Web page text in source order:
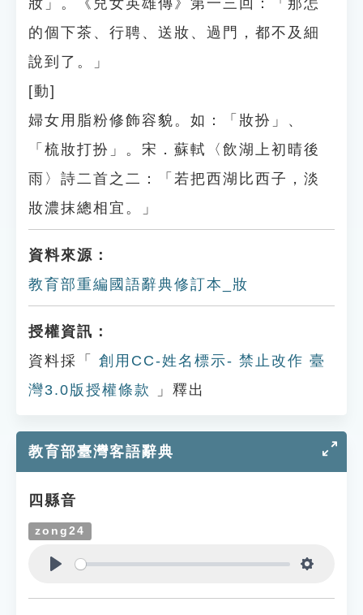
妝」。《兒女英雄傳》第一三回：「那怎
的個下茶、行聘、送妝、過門，都不及細
說到了。」
[動]
婦女用脂粉修飾容貌。如：「妝扮」、
「梳妝打扮」。宋．蘇軾〈飲湖上初晴後
雨〉詩二首之二：「若把西湖比西子，淡
妝濃抹總相宜。」
資料來源：
教育部重編國語辭典修訂本_妝
授權資訊：
資料採「
創用CC-姓名標示- 禁止改作 臺
灣3.0版授權條款
」釋出
教育部臺灣客語辭典
四縣音
zong24